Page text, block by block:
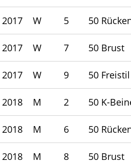
2017 W 5 50
2017 W 7 50 Brust
2017 W 9 50 Freistil
2018 M 2 50 K-
2018 M 6 50
2018 M 8 50 Brust